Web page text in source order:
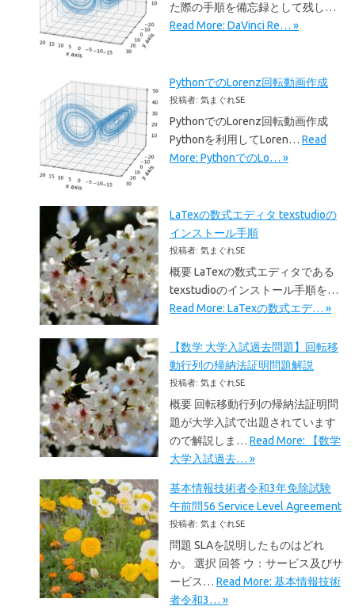
た際の手順を備忘録として残し…
Read More: DaVinci Re… »
PythonでのLorenz回転動画作成
投稿者: 気まぐれSE
PythonでのLorenz回転動画作成
Pythonを利用してLoren… Read
More: PythonでのLo… »
LaTexの数式エディタ texstudioの
インストール手順
投稿者: 気まぐれSE
概要 LaTexの数式エディタである
texstudioのインストール手順を…
Read More: LaTexの数式エデ… »
【数学 大学入試過去問題】回転移
動行列の帰納法証明問題解説
投稿者: 気まぐれSE
概要 回転移動行列の帰納法証明問
題が大学入試で出題されています
ので解説しま… Read More: 【数学
大学入試過去… »
基本情報技術者令和3年免除試験
午前問56 Service Level Agreement
投稿者: 気まぐれSE
問題 SLAを説明したものはどれ
か。 選択 回答 ウ：サービス及びサ
ービス… Read More: 基本情報技術
者令和3… »